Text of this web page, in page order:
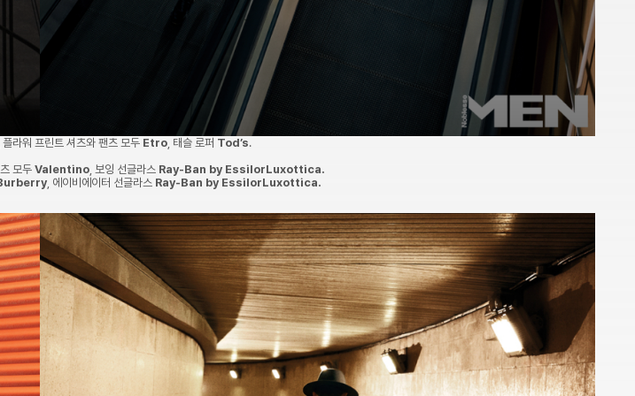
, 플라워 프린트 셔츠와 팬츠 모두 Etro, 태슬 로퍼 Tod’s.
모두 Valentino, 보잉 선글라스 Ray-Ban by EssilorLuxottica.
, 에이비에이터 선글라스 Ray-Ban by EssilorLuxottica.